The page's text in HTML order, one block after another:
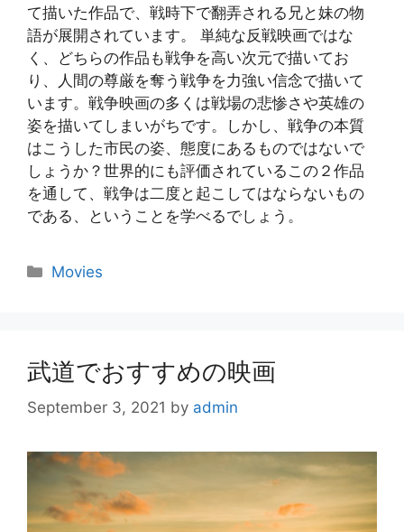
て描いた作品で、戦時下で翻弄される兄と妹の物
語が展開されています。 単純な反戦映画ではな
く、どちらの作品も戦争を高い次元で描いてお
り、人間の尊厳を奪う戦争を力強い信念で描いて
います。戦争映画の多くは戦場の悲惨さや英雄の
姿を描いてしまいがちです。しかし、戦争の本質
はこうした市民の姿、態度にあるものではないで
しょうか？世界的にも評価されているこの２作品
を通して、戦争は二度と起こしてはならないもの
である、ということを学べるでしょう。
Categories
Movies
武道でおすすめの映画
September 3, 2021 by admin